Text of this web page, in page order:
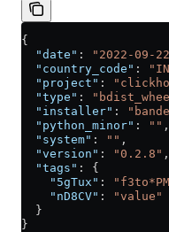
{
  "date"
: "2022-09-
  "country_code"
:
  "project"
:
  "type"
:
  "installer"
:
  "python_minor"
: "" ,
  "system"
: "" ,
  "version"
: "0.2.8" ,
  "tags"
: {
    "5gTux"
:
    "nD8CV"
:
"value"
  }
}